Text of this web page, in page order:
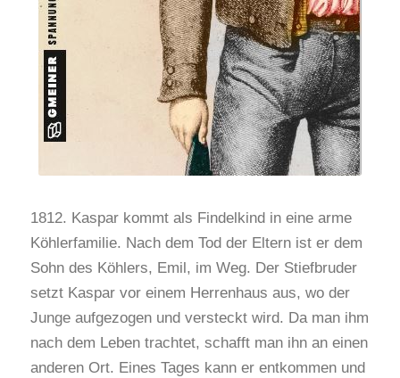
1812. Kaspar kommt als Findelkind in eine arme
Köhlerfamilie. Nach dem Tod der Eltern ist er dem
Sohn des Köhlers, Emil, im Weg. Der Stiefbruder
setzt Kaspar vor einem Herrenhaus aus, wo der
Junge aufgezogen und versteckt wird. Da man ihm
nach dem Leben trachtet, schafft man ihn an einen
anderen Ort. Eines Tages kann er entkommen und